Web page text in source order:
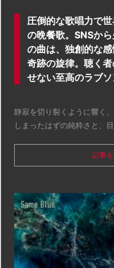
圧倒的な歌唱力で
の晩餐歌。SNSか
の曲は、独創的な
奇跡の旋律。聴く
せない至高のラブソ
静寂を切り裂くように響く
しまったはずの純粋さと、
記事